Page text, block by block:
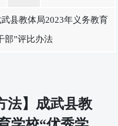
县教体局2023年义务教育
部”评比办法
法】成武县教